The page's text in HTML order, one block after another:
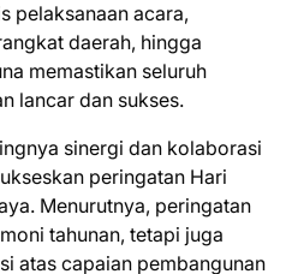
pelaksanaan acara,
daerah, hingga
memastikan seluruh
lancar dan sukses.
sinergi dan kolaborasi
peringatan Hari
Menurutnya, peringatan
tahunan, tetapi juga
atas capaian pembangunan